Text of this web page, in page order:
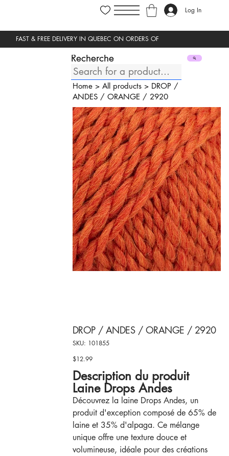
Log In
Recherche
Home> All products> DROP /
ANDES / ORANGE / 2920
DROP / ANDES / ORANGE / 2920
SKU:
SKU
101855
101855
Price
$12.99
Description du produit
Laine Drops Andes
Découvrez la laine Drops Andes, un
produit d'exception composé de 65% de
laine et 35% d'alpaga. Ce mélange
unique offre une texture douce et
volumineuse, idéale pour des créations